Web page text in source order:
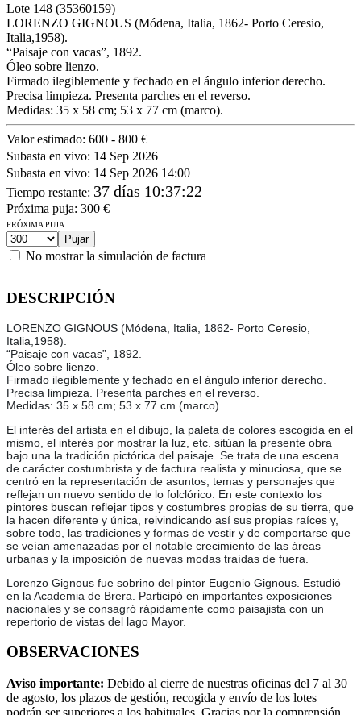
Lote 148 (35360159)
LORENZO GIGNOUS (Módena, Italia, 1862- Porto Ceresio,
Italia,1958).
“Paisaje con vacas”, 1892.
Óleo sobre lienzo.
Firmado ilegiblemente y fechado en el ángulo inferior derecho.
Precisa limpieza. Presenta parches en el reverso.
Medidas: 35 x 58 cm; 53 x 77 cm (marco).
Valor estimado: 600 - 800 €
Subasta en vivo: 14 Sep 2026
Subasta en vivo: 14 Sep 2026 14:00
Tiempo restante: 37 días 10:37:22
Próxima puja: 300 €
PRÓXIMA PUJA
No mostrar la simulación de factura
DESCRIPCIÓN
LORENZO GIGNOUS (Módena, Italia, 1862- Porto Ceresio,
Italia,1958).
“Paisaje con vacas”, 1892.
Óleo sobre lienzo.
Firmado ilegiblemente y fechado en el ángulo inferior derecho.
Precisa limpieza. Presenta parches en el reverso.
Medidas: 35 x 58 cm; 53 x 77 cm (marco).
El interés del artista en el dibujo, la paleta de colores escogida en el
mismo, el interés por mostrar la luz, etc. sitúan la presente obra
bajo una la tradición pictórica del paisaje. Se trata de una escena
de carácter costumbrista y de factura realista y minuciosa, que se
centró en la representación de asuntos, temas y personajes que
reflejan un nuevo sentido de lo folclórico. En este contexto los
pintores buscan reflejar tipos y costumbres propias de su tierra, que
la hacen diferente y única, reivindicando así sus propias raíces y,
sobre todo, las tradiciones y formas de vestir y de comportarse que
se veían amenazadas por el notable crecimiento de las áreas
urbanas y la imposición de nuevas modas traídas de fuera.
Lorenzo Gignous fue sobrino del pintor Eugenio Gignous. Estudió
en la Academia de Brera. Participó en importantes exposiciones
nacionales y se consagró rápidamente como paisajista con un
repertorio de vistas del lago Mayor.
OBSERVACIONES
Aviso importante: Debido al cierre de nuestras oficinas del 7 al 30
de agosto, los plazos de gestión, recogida y envío de los lotes
podrán ser superiores a los habituales. Gracias por la comprensión.